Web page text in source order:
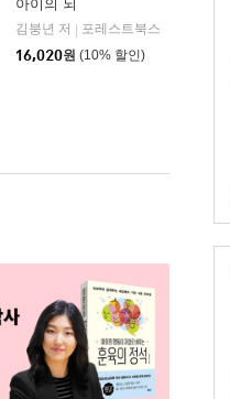
아이의 뇌
김붕년 저
포레스트북스
16,020원 (10% 할인)